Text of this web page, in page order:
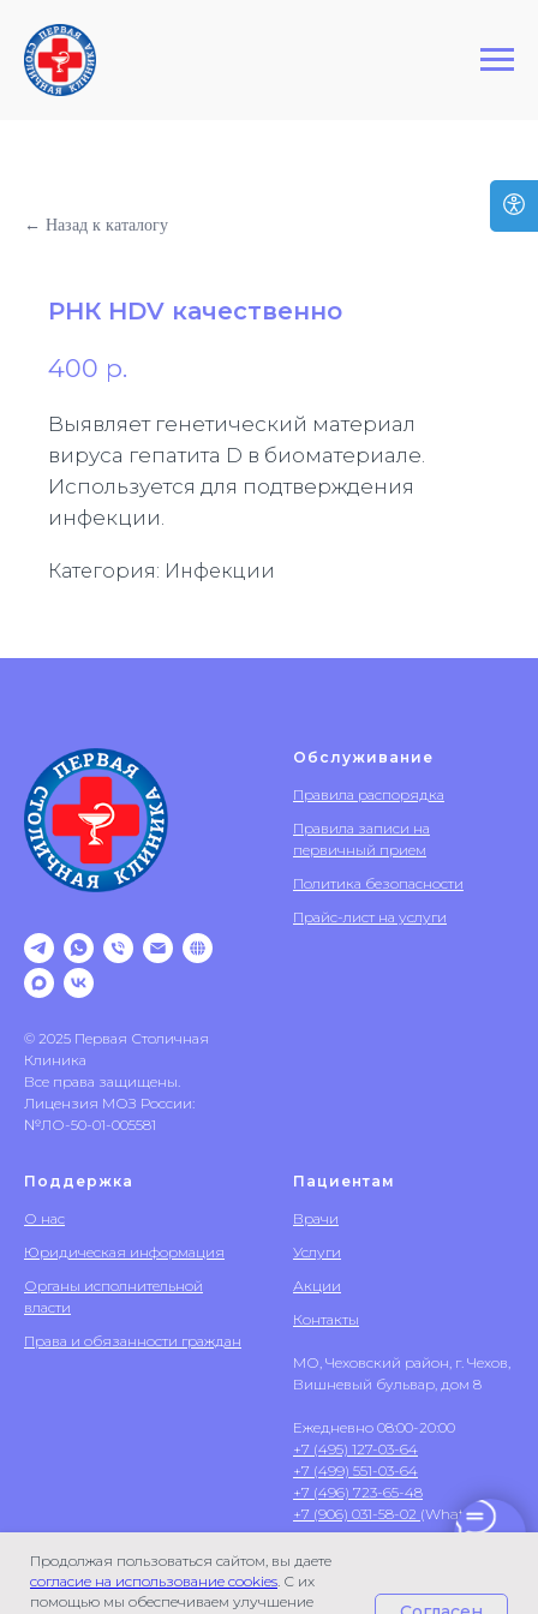
Первая Столичная Клиника
Продолжая пользоваться сайтом, вы даете
согласие на использование cookies. С их
помощью мы обеспечиваем улучшение
← Назад к каталогу
РНК HDV качественно
400 р.
Выявляет генетический материал
вируса гепатита D в биоматериале.
Используется для подтверждения
инфекции.
Категория: Инфекции
© 2025 Первая Столичная
Клиника
Все права защищены.
Лицензия МОЗ России:
№ЛО-50-01-005581
Обслуживание
Правила распорядка
Правила записи на
первичный прием
Политика безопасности
Прайс-лист на услуги
Поддержка
О нас
Юридическая информация
Органы исполнительной
власти
Права и обязанности граждан
Пациентам
Врачи
Услуги
Акции
Контакты
МО, Чеховский район, г. Чехов,
Вишневый бульвар, дом 8
Ежедневно 08:00-20:00
+7 (495) 127-03-64
+7 (499) 551-03-64
+7 (496) 723-65-48
+7 (906) 031-58-02 (WhatsApp)